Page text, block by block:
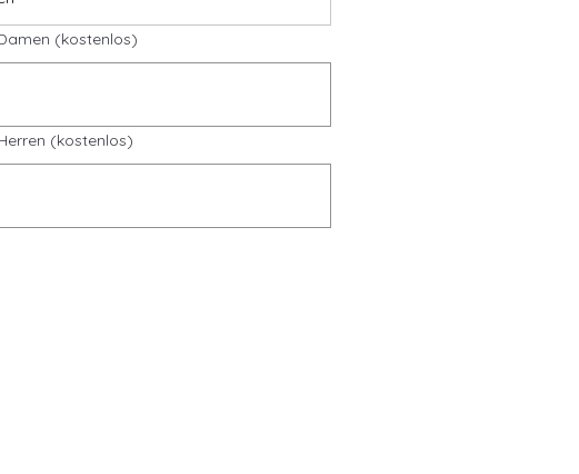
(kostenlos)
(kostenlos)